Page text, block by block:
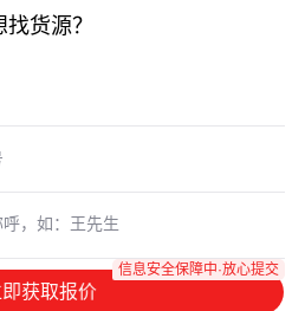
找货源？
即获取报价
信息安全保障中·放心提交